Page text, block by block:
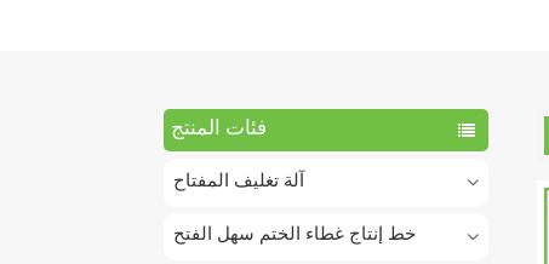
فئات المنتج
آلة تغليف المفتاح
خط إنتاج غطاء الختم سهل الفتح